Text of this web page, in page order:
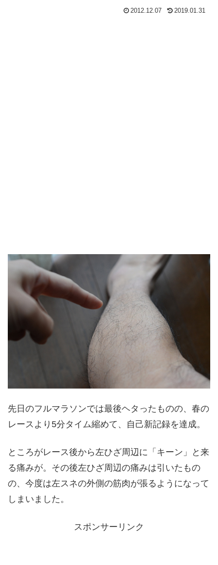
2012.12.07 2019.01.31
先日のフルマラソンでは最後ヘタったものの、春の
レースより5分タイム縮めて、自己新記録を達成。
ところがレース後から左ひざ周辺に「キーン」と来
る痛みが。その後左ひざ周辺の痛みは引いたもの
の、今度は左スネの外側の筋肉が張るようになって
しまいました。
スポンサーリンク